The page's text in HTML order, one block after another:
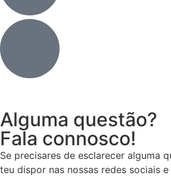
Alguma questão?
Fala connosco!
Se precisares de esclarecer alguma
teu dispor nas nossas redes sociais